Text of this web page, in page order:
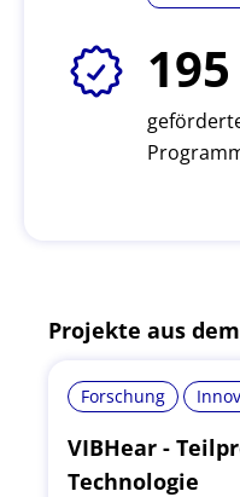
195
Projekte aus
Forschung
VIBHear -
Technologie